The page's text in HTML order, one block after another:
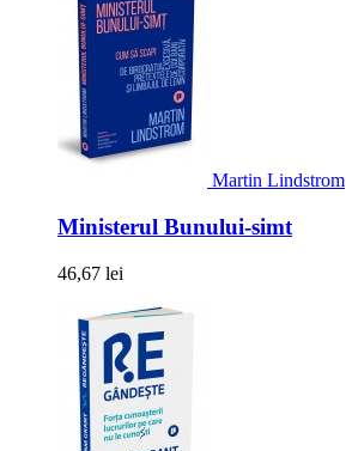
Martin Lindstrom
Ministerul Bunului-simt
46,67 lei